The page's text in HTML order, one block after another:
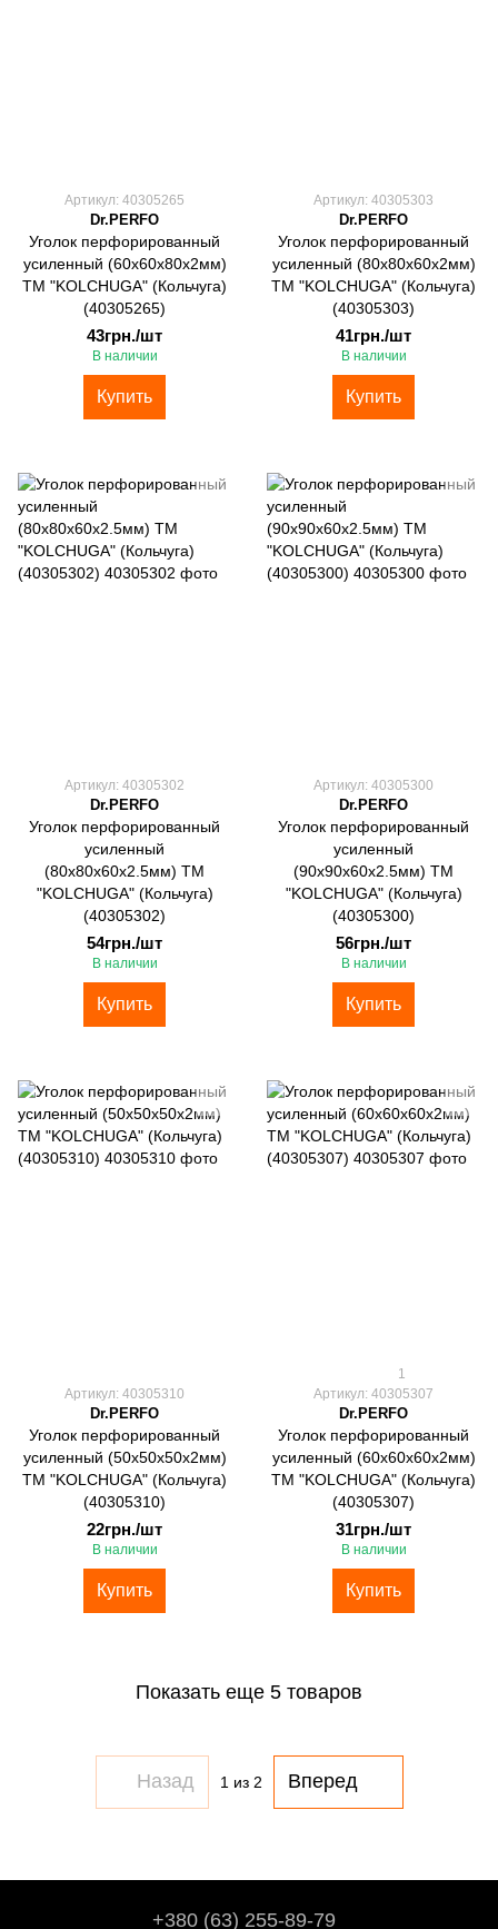
Артикул: 40305265
Dr.PERFO
Уголок перфорированный
усиленный (60х60х80х2мм)
ТМ "KOLCHUGA" (Кольчуга)
(40305265)
43грн./шт
В наличии
Купить
Артикул: 40305303
Dr.PERFO
Уголок перфорированный
усиленный (80х80х60х2мм)
ТМ "KOLCHUGA" (Кольчуга)
(40305303)
41грн./шт
В наличии
Купить
Артикул: 40305302
Dr.PERFO
Уголок перфорированный
усиленный
(80х80х60х2.5мм) ТМ
"KOLCHUGA" (Кольчуга)
(40305302)
54грн./шт
В наличии
Купить
Артикул: 40305300
Dr.PERFO
Уголок перфорированный
усиленный
(90х90х60х2.5мм) ТМ
"KOLCHUGA" (Кольчуга)
(40305300)
56грн./шт
В наличии
Купить
Артикул: 40305310
Dr.PERFO
Уголок перфорированный
усиленный (50х50х50х2мм)
ТМ "KOLCHUGA" (Кольчуга)
(40305310)
22грн./шт
В наличии
Купить
1
Артикул: 40305307
Dr.PERFO
Уголок перфорированный
усиленный (60х60х60х2мм)
ТМ "KOLCHUGA" (Кольчуга)
(40305307)
31грн./шт
В наличии
Купить
Показать еще 5 товаров
Назад 1 из 2 Вперед
+380 (63) 255-89-79